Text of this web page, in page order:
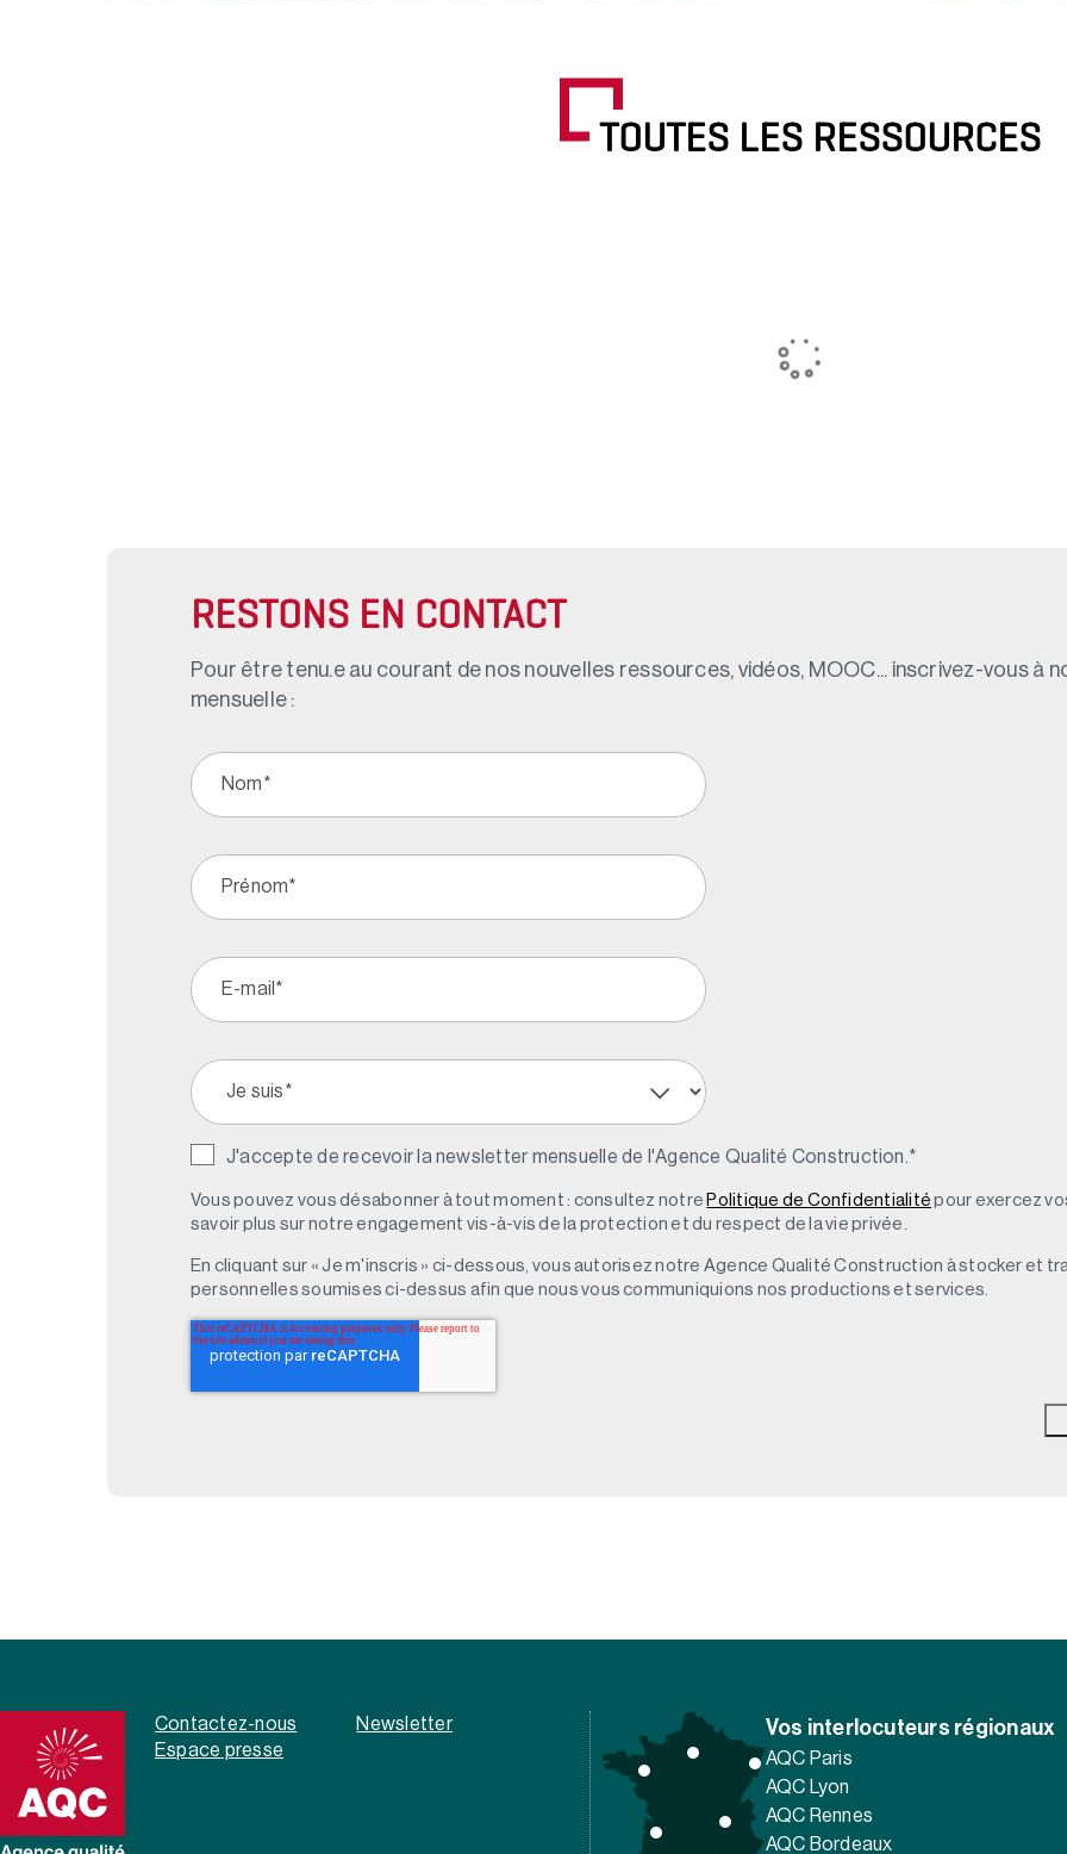
TOUTES LES RESSOURCES
RESTONS EN CONTACT
Pour être tenu.e au courant de nos nouvelles ressources, vidéos, MOOC... inscrivez-vous à
mensuelle :
J'accepte de recevoir la newsletter mensuelle de l'Agence Qualité Construction.*
Vous pouvez vous désabonner à tout moment : consultez notre Politique de Confidentialité pour exercez
savoir plus sur notre engagement vis-à-vis de la protection et du respect de la vie privée.
En cliquant sur « Je m'inscris » ci-dessous, vous autorisez notre Agence Qualité Construction à stocker et
personnelles soumises ci-dessus afin que nous vous communiquions nos productions et services.
Contactez-nous
Newsletter
Espace presse
Vos interlocuteurs régionaux
AQC Paris
AQC Lyon
AQC Rennes
AQC Bordeaux